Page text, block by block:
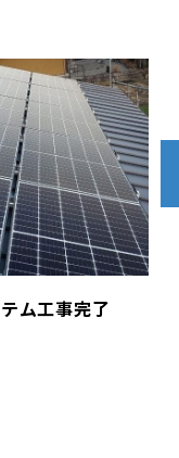
ステム工事完了